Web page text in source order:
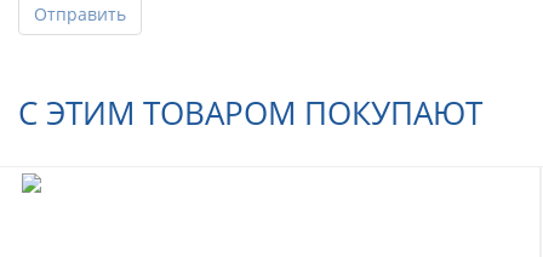
Отправить
С ЭТИМ ТОВАРОМ ПОКУПАЮТ